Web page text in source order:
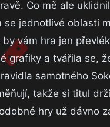
Co mě ale
se jednotlivé oblasti
vám hra jen
grafiky a tvářila se,
samotného
takže si titul
hry už dávno